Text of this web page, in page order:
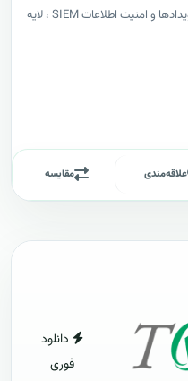
دانلود طرح پيشنهادي(پروپوزال) مدیریت رویدادها و امنیت اطلاعات SIEM ، لایه
علاقه‌مندی مقایسه
دانلود
فوری